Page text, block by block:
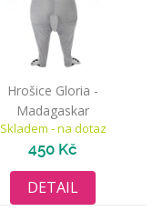
Hrošice Gloria -
Madagaskar
Skladem - na dotaz
450 Kč
DETAIL